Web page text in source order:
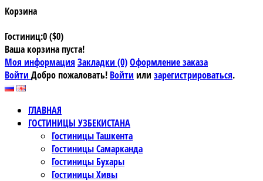
Корзина
Гостиниц:0 ($0)
Ваша корзина пуста!
Моя информация Закладки (0)Оформление заказа
Войти Добро пожаловать! Войти или зарегистрироваться.
ГЛАВНАЯ
ГОСТИНИЦЫ УЗБЕКИСТАНА
Гостиницы Ташкента
Гостиницы Самарканда
Гостиницы Бухары
Гостиницы Хивы